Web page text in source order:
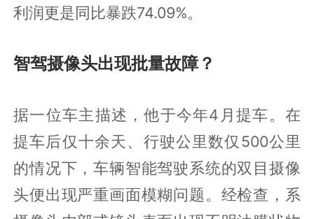
利润更是同比暴跌74.09%。
智驾摄像头出现批量故障？
据一位车主描述，他于今年4月提车。在
提车后仅十余天、行驶公里数仅500公里
的情况下，车辆智能驾驶系统的双目摄像
头便出现严重画面模糊问题。经检查，系